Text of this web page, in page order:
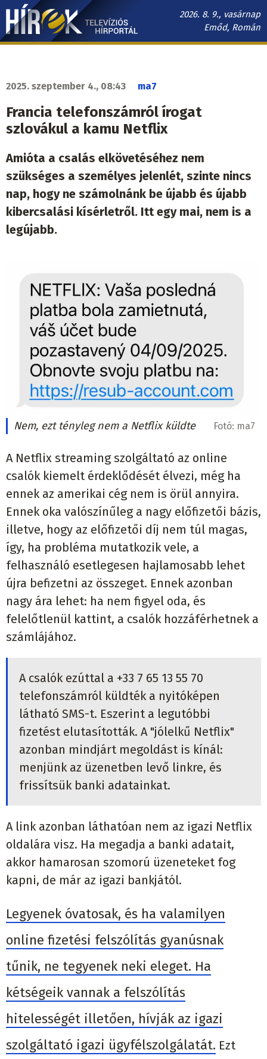
Ugrás
tartalomra
2026. 8. 9., vasárnap
Emőd, Román
Hírek.sk
2025. szeptember 4., 08:43 ma7
Francia telefonszámról írogat
szlovákul a kamu Netflix
Amióta a csalás elkövetéséhez nem
szükséges a személyes jelenlét, szinte nincs
nap, hogy ne számolnánk be újabb és újabb
kibercsalási kísérletről. Itt egy mai, nem is a
legújabb.
Nem, ezt tényleg nem a Netflix küldte Fotó: ma7
A Netflix streaming szolgáltató az online
csalók kiemelt érdeklődését élvezi, még ha
ennek az amerikai cég nem is örül annyira.
Ennek oka valószínűleg a nagy előfizetői bázis,
illetve, hogy az előfizetői díj nem túl magas,
így, ha probléma mutatkozik vele, a
felhasználó esetlegesen hajlamosabb lehet
újra befizetni az összeget. Ennek azonban
nagy ára lehet: ha nem figyel oda, és
felelőtlenül kattint, a csalók hozzáférhetnek a
számlájához.
A csalók ezúttal a +33 7 65 13 55 70
telefonszámról küldték a nyitóképen
látható SMS-t. Eszerint a legutóbbi
fizetést elutasították. A "jólelkű Netflix"
azonban mindjárt megoldást is kínál:
menjünk az üzenetben levő linkre, és
frissítsük banki adatainkat.
A link azonban láthatóan nem az igazi Netflix
oldalára visz. Ha megadja a banki adatait,
akkor hamarosan szomorú üzeneteket fog
kapni, de már az igazi bankjától.
Legyenek óvatosak, és ha valamilyen
online fizetési felszólítás gyanúsnak
tűnik, ne tegyenek neki eleget. Ha
kétségeik vannak a felszólítás
hitelességét illetően, hívják az igazi
szolgáltató igazi ügyfélszolgálatát. Ezt